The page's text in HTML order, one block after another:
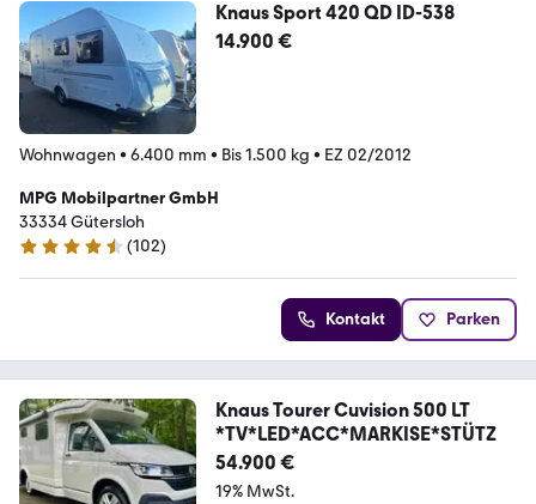
Knaus Sport 420 QD ID-538
14.900 €
Wohnwagen • 6.400 mm • Bis 1.500 kg • EZ 02/2012
MPG Mobilpartner GmbH
33334 Gütersloh
4.3 Sterne
(102)
Kontakt Parken
Knaus Tourer Cuvision 500 LT
*TV*LED*ACC*MARKISE*STÜTZ
54.900 €
19% MwSt.